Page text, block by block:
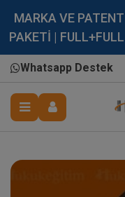
MARKA VE
PAKETİ |
Whatsapp Destek